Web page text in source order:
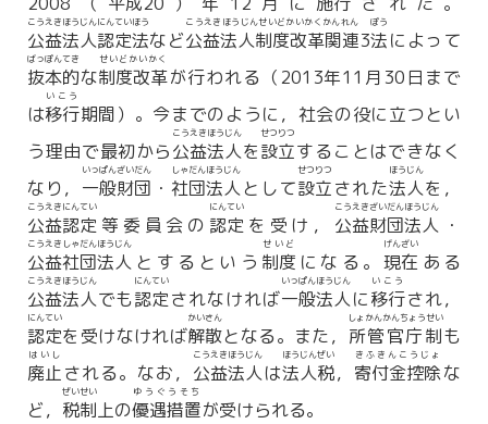
公益法人認定法
こうえきほうじんにんていほう
など公益法人制度改革関連
こうえきほうじんせいどかいかくかんれん
3法
ぽう
によって
抜本的
ばっぽんてき
な制度改革
せいどかいかく
が行われる（2013年11月30日まで
は移行
いこう
期間）。今までのように，社会の役に立つとい
う理由で最初から公益法人
こうえきほうじん
を設立
せつりつ
することはできなく
なり， 一般財団
いっぱんざいだん
・ 社団法人
しゃだんほうじん
として設立
せつりつ
された法人
ほうじん
を，
公益認定
こうえきにんてい
等委員会の 認定
にんてい
を受け， 公益財団法人
こうえきざいだんほうじん
・
公益社団法人
こうえきしゃだんほうじん
とするという 制度
せいど
になる。 現在
げんざい
ある
公益法人
こうえきほうじん
でも認定
にんてい
されなければ一般法人
いっぱんほうじん
に移行
いこう
され，
認定
にんてい
を受けなければ解散
かいさん
となる。また， 所管官庁制
しょかんかんちょうせい
も
廃止
はいし
される。なお， 公益法人
こうえきほうじん
は法人税
ほうじんぜい
， 寄付金控除
きふきんこうじょ
な
ど， 税制
ぜいせい
上の優遇措置
ゆうぐうそち
が受けられる。